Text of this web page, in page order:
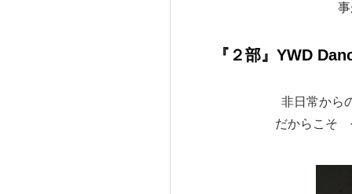
『２部』YWD
非日常から
だからこそ